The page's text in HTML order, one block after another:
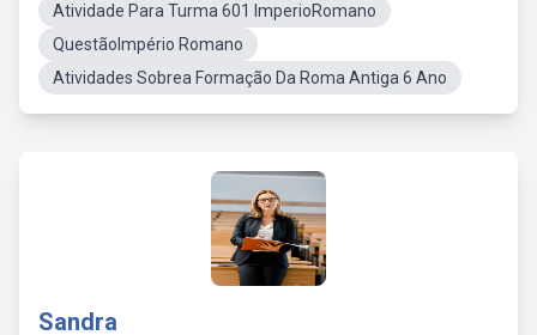
Atividade Para Turma 601 ImperioRomano
QuestãoImpério Romano
Atividades Sobrea Formação Da Roma Antiga 6 Ano
Sandra